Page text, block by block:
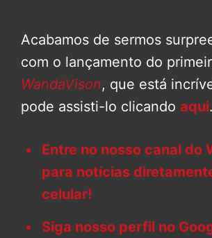
Acabamos de sermos
com o lançamento do
WandaVison, que está
pode assisti-lo clicando aqui.
Entre no nosso canal do
para notícias
celular!
Siga nosso perfil no